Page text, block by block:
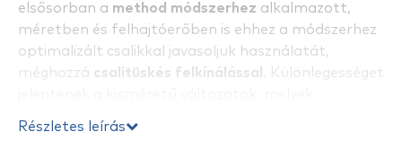
elsősorban a method módszerhez alkalmazott,
méretben és felhajtóerőben is ehhez a módszerhez
optimalizált csalikkal javasoljuk használatát,
méghozzá csalitüskés felkínálással
. Különlegességet
Részletes leírás